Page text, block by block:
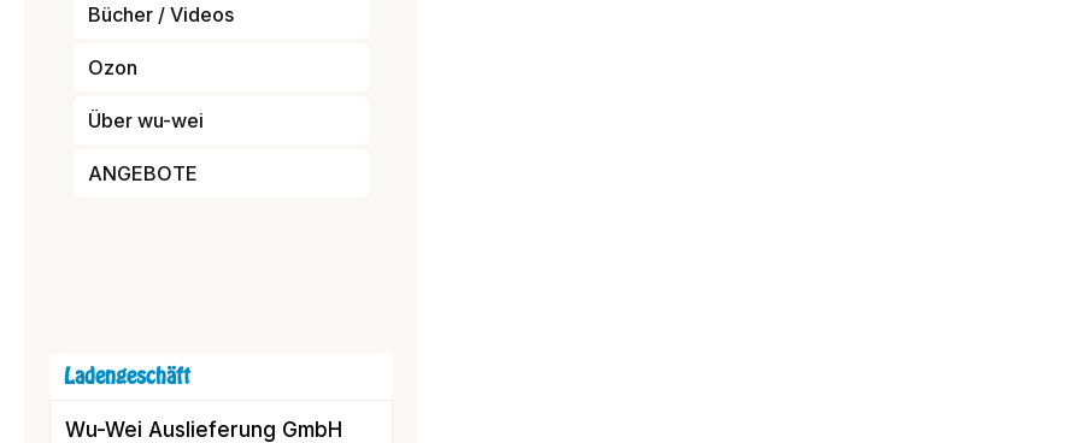
Bücher / Videos
Ozon
Über wu-wei
ANGEBOTE
Ladengeschäft
Wu-Wei Auslieferung GmbH